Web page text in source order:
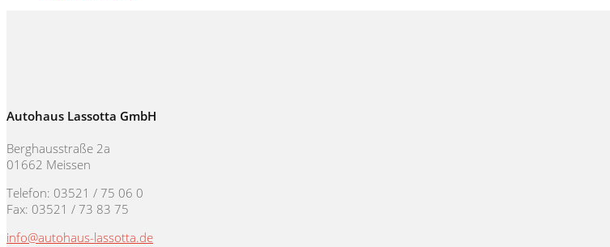
Autohaus Lassotta GmbH
Berghausstraße 2a
01662 Meissen
Telefon: 03521 / 75 06 0
Fax: 03521 / 73 83 75
info@autohaus-lassotta.de